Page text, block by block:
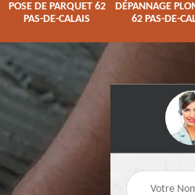
POSE DE PARQUET 62
PAS-DE-CALAIS
DÉPANNAGE
62 PAS-DE-
Rénovation de maison